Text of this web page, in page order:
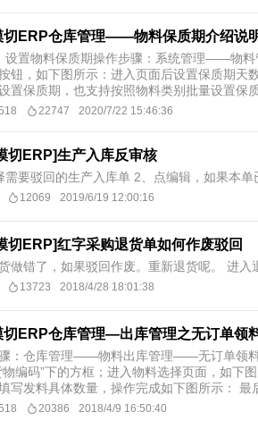
切ERP仓库管理——物料保质期介绍说
设置物料保质期操作步骤：系统管理——物
钮，如下图所示：进入页面后设置保质期天
置保质期，也支持按照物料类别批量设置保
22747 2020/7/22 15:46:36
切ERP]生产入库反审核
需要驳回的生产入库单 2、点编辑，如果本
12069 2019/6/19 12:00:16
切ERP]红字采购退货单如何作废驳回
做错了，如果驳回作废。重新退货呢。 进入
13723 2018/4/28 18:01:38
切ERP仓库管理—出库管理之无订单领
：仓库管理——物料出库管理——无订单领
物编码”下的方框；进入物料选择页面，如下
写发料具体数量，操作完成如下图所示： 最
20386 2018/4/9 16:50:40